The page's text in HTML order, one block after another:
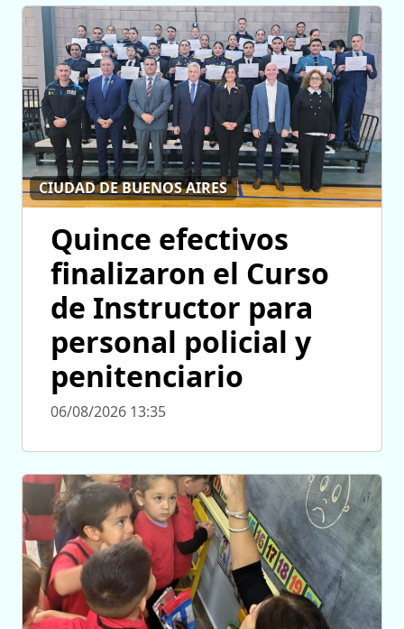
CIUDAD DE BUENOS AIRES
Quince efectivos
finalizaron el Curso
de Instructor para
personal policial y
penitenciario
06/08/2026 13:35